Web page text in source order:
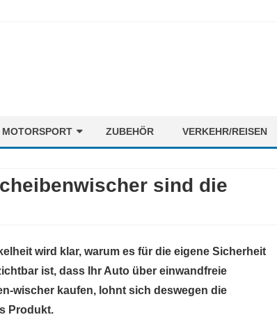
MOTORSPORT
FAHRER
MOTORENMIX
ZUBEHÖR VERKEHR/REISEN
sind die
wird klar, warum es für die eigene Sicherheit
ist, dass Ihr Auto über einwandfreie
wischer kaufen, lohnt sich deswegen die
Produkt.